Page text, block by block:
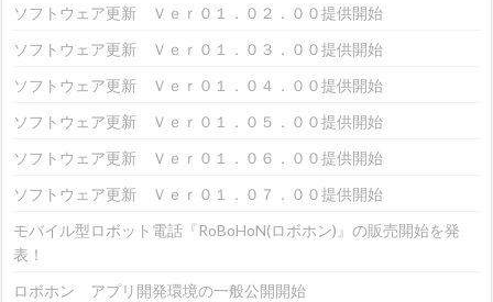
ソフトウェア更新 Ｖｅｒ０１．０２．００提供開始
ソフトウェア更新 Ｖｅｒ０１．０３．００提供開始
ソフトウェア更新 Ｖｅｒ０１．０４．００提供開始
ソフトウェア更新 Ｖｅｒ０１．０５．００提供開始
ソフトウェア更新 Ｖｅｒ０１．０６．００提供開始
ソフトウェア更新 Ｖｅｒ０１．０７．００提供開始
モバイル型ロボット電話『RoBoHoN(ロボホン)』の販売開始を発
表！
ロボホン アプリ開発環境の一般公開開始